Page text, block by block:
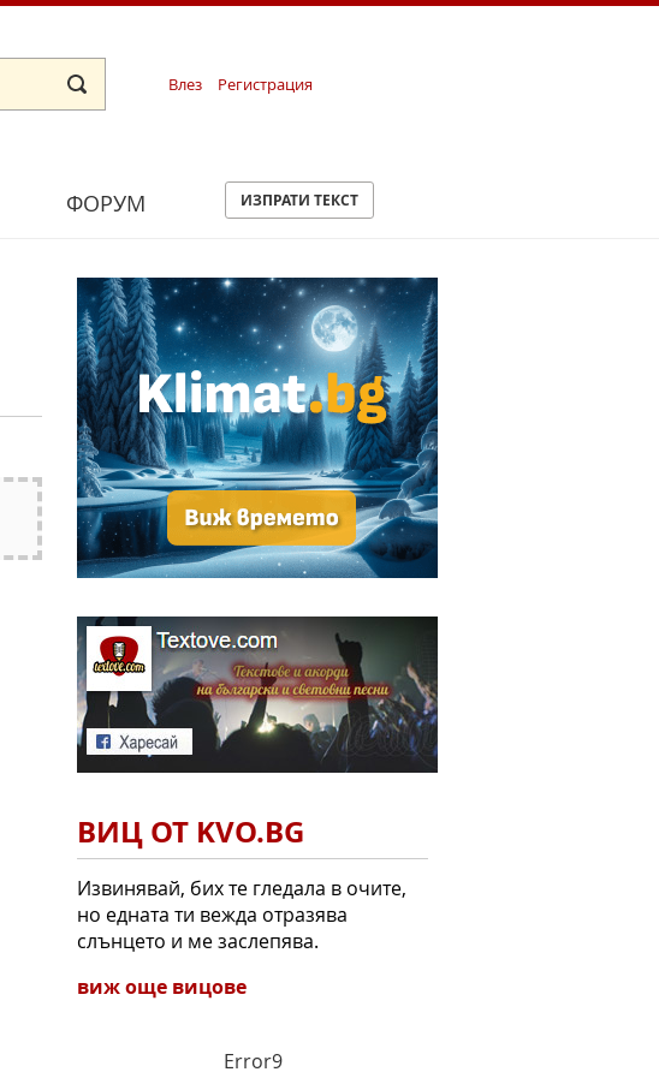
Влез Регистрация
ФОРУМ ИЗПРАТИ ТЕКСТ
ВИЦ ОТ KVO.BG
Извинявай, бих те гледала в очите,
но едната ти вежда отразява
слънцето и ме заслепява.
виж още вицове
Error9